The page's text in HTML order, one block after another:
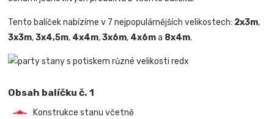
Tento balíček nabízíme v 7 nejpopulárnějších velikostech: 2x3m,
3x3m,3x4,5m, 4x4m,3x6m, 4x6ma 8x4m.
Obsah balíčku č. 1
Konstrukce stanu včetně